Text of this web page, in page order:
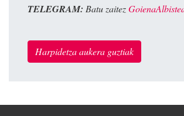
TELEGRAM: Batu zaitez
Harpidetza aukera guztiak